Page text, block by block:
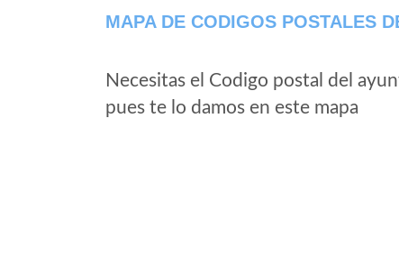
MAPA DE CODIGOS POSTALES
Necesitas el Codigo postal del
pues te lo damos en este mapa